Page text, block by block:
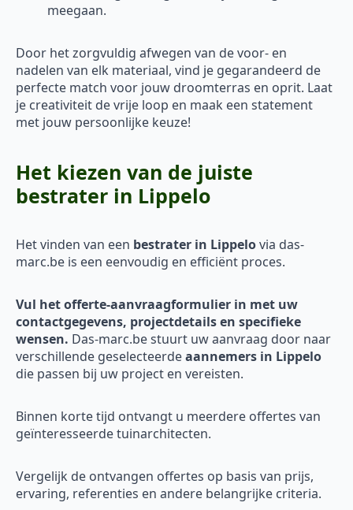
meegaan.
Door het zorgvuldig afwegen van de voor- en
nadelen van elk materiaal, vind je gegarandeerd de
perfecte match voor jouw droomterras en oprit. Laat
je creativiteit de vrije loop en maak een statement
met jouw persoonlijke keuze!
Het kiezen van de juiste
bestrater in Lippelo
Het vinden van een bestrater in Lippelovia das-
marc.be is een eenvoudig en efficiënt proces.
Vul het offerte-aanvraagformulier in met uw
contactgegevens, projectdetails en specifieke
wensen. Das-marc.be stuurt uw aanvraag door naar
verschillende geselecteerdeaannemers in Lippelo
die passen bij uw project en vereisten.
Binnen korte tijd ontvangt u meerdere offertes van
geïnteresseerde tuinarchitecten.
Vergelijk de ontvangen offertes op basis van prijs,
ervaring, referenties en andere belangrijke criteria.